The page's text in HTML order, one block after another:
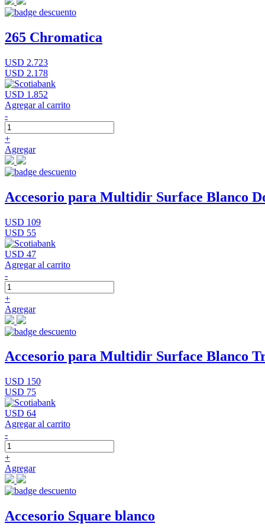
265 Chromatica
USD 2.723
USD 2.178
USD 1.852
Agregar al carrito
-
+
Agregar
Accesorio para Multidir Surface Blanco
USD 109
USD 55
USD 47
Agregar al carrito
-
+
Agregar
Accesorio para Multidir Surface Blanco
USD 150
USD 75
USD 64
Agregar al carrito
-
+
Agregar
Accesorio Square blanco